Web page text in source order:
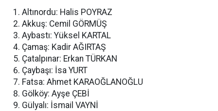
Altınordu: Halis POYRAZ
Akkuş: Cemil GÖRMÜŞ
Aybastı: Yüksel KARTAL
Çamaş: Kadir AĞIRTAŞ
Çatalpınar: Erkan TÜRKAN
Çaybaşı: İsa YURT
Fatsa: Ahmet KARAOĞLANOĞLU
Gölköy: Ayşe ÇEBİ
Gülyalı: İsmail VAYNİ